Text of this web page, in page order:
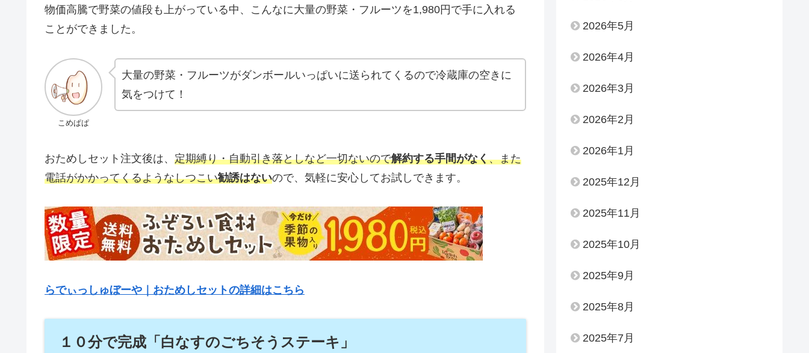
ぃっしゅぼーやのふぞろい食材おためしセットがお得なので紹介していきま
す。
物価高騰で野菜の値段も上がっている中、こんなに大量の野菜・フルーツを1,980円で手に入れる
ことができました。
こめぱぱ
大量の野菜・フルーツがダンボールいっぱいに送られてくるので冷蔵庫の空きに
気をつけて！
おためしセット注文後は、 定期縛り・自動引き落としなど一切ないので解約する手間がなく、また
電話がかかってくるようなしつこい勧誘はないので、気軽に安心してお試しできます。
らでぃっしゅぼーや｜おためしセットの詳細はこちら
１０分で完成「白なすのごちそうステーキ」
2026年5月
2026年4月
2026年3月
2026年2月
2026年1月
2025年12月
2025年11月
2025年10月
2025年9月
2025年8月
2025年7月